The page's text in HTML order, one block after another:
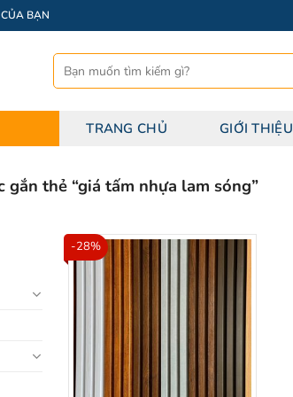
BẠN
Tìm
kiếm:
TRANG CHỦ GIỚI THIỆU
gắn thẻ “giá tấm nhựa lam sóng”
-28%